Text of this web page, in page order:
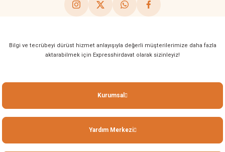
Bilgi ve tecrübeyi dürüst hizmet anlayışıyla değerli müşterilerimize daha fazla
aktarabilmek için Expresshirdavat olarak sizinleyiz!
Kurumsal
Yardım Merkezi